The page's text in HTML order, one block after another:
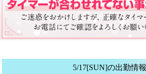
5/17[SUN]の出勤情報